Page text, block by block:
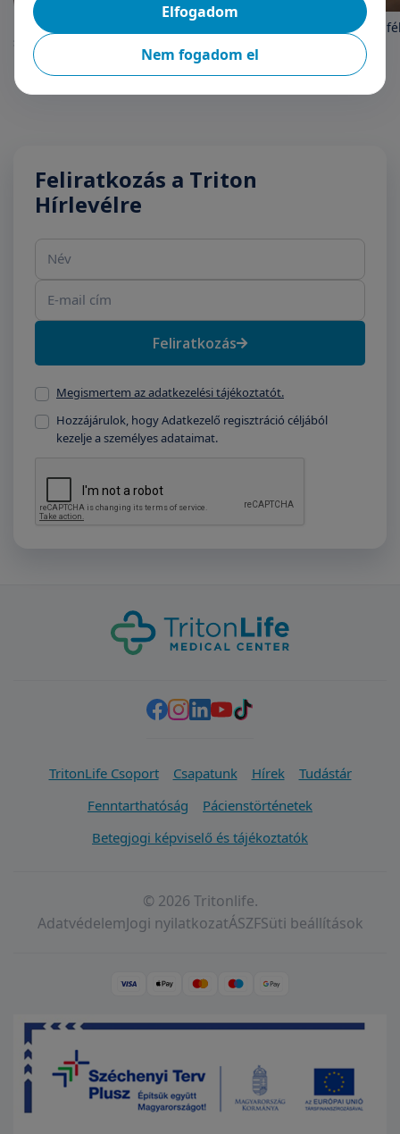
Mikor ajánlott pszichiáter
segítségét kérnünk?
Ép testben ép lélek: ne
Feliratkozás a Triton
Hírlevélre
Feliratkozás
Megismertem az adatkezelési tájékoztatót.
Hozzájárulok, hogy Adatkezelő regisztráció céljából
kezelje a személyes adataimat.
TritonLife Csoport Csapatunk Hírek
Tudástár
Fenntarthatóság
Pácienstörténetek
Betegjogi képviselő és tájékoztatók
© 2026 Tritonlife.
AdatvédelemJogi nyilatkozatÁSZFSüti beállítások
Nem fogadom el
Elfogadom